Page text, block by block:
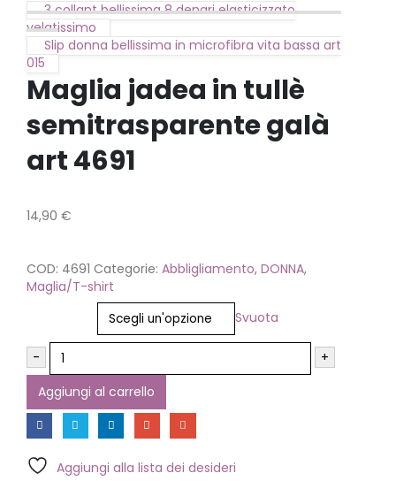
3 collant bellissima 8 denari elasticizzato
velatissimo
Slip donna bellissima in microfibra vita bassa art
015
Maglia jadea in tullè
semitrasparente galà
art 4691
14,90 €
COD: 4691 Categorie: Abbligliamento, DONNA,
Maglia/T-shirt
Svuota
-
+
Aggiungi al carrello
Aggiungi alla lista dei desideri